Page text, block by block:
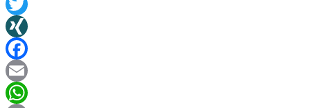
Twitter
XING
Facebook
Email